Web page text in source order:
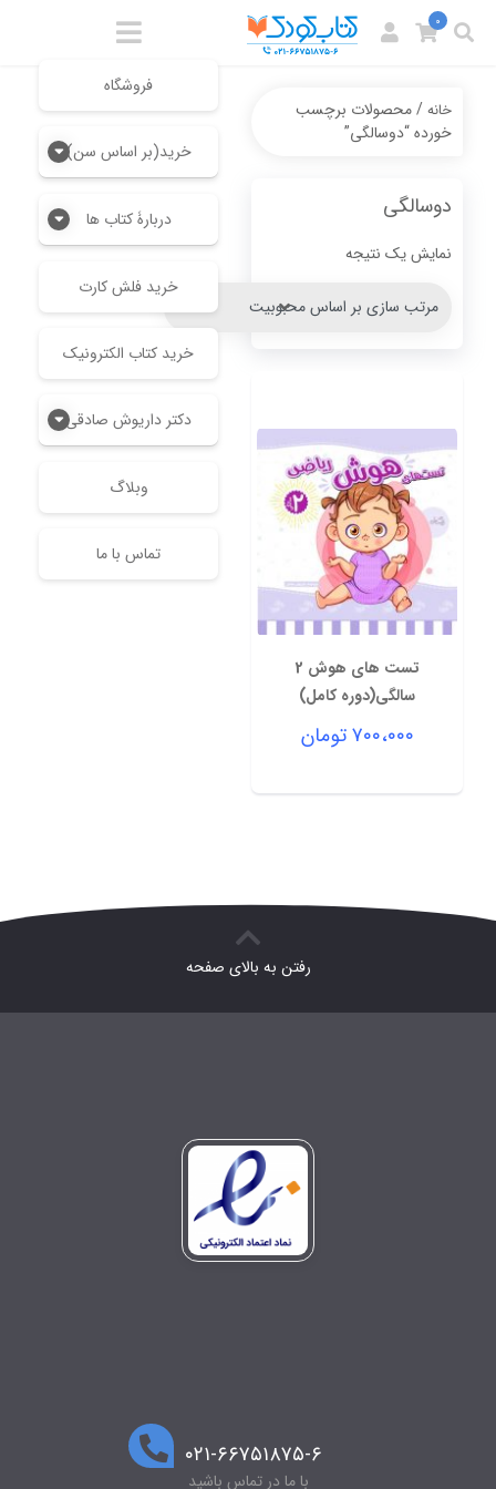
فروشگاه
خرید(بر اساس سن)
دربارۀ کتاب ها
خرید فلش کارت
خرید کتاب الکترونیک
دکتر داریوش صادقی
وبلاگ
تماس با ما
0
خانه/ محصولات برچسب
خورده “دوسالگی”
دوسالگی
نمایش یک نتیجه
تست های هوش 2
سالگی(دوره کامل)
۷۰۰،۰۰۰تومان
رفتن به بالای صفحه
۰۲۱-۶۶۷۵۱۸۷۵-۶
با ما در تماس باشید